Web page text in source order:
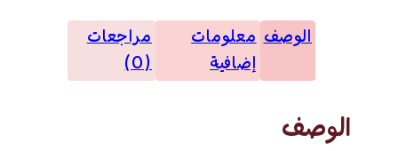
30384الوصف معلومات
إضافية
مراجعات
(0)
الوصف